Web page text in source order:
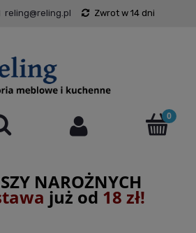
reling@reling.pl Zwrot w 14 dni
NAROŻNYCH
już od 18 zł!